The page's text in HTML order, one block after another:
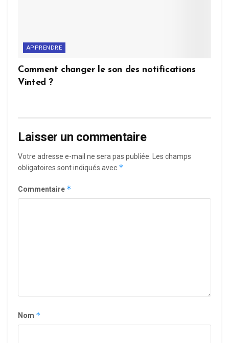
APPRENDRE
Comment changer le son des notifications
Vinted ?
Laisser un commentaire
Votre adresse e-mail ne sera pas publiée. Les champs
obligatoires sont indiqués avec *
Commentaire *
Nom *